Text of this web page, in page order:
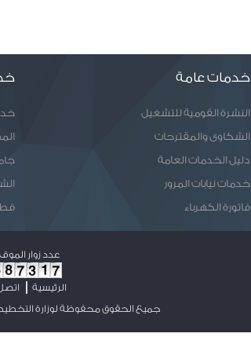
خدمات عامة
النشرة القومية للتشغيل
الشكاوى والمقترحات
دليل الخدمات العامة
خدمات نيابات المرور
فاتورة الكهرباء
عدد زوار
الرئيسية
اتصل
جميع الحقوق محفوظة لوزارة التخطيط